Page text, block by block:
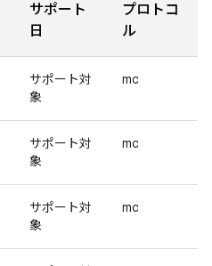
サポート
日
プロトコ
ル
サポート対
象
mc
サポート対
象
mc
サポート対
象
mc